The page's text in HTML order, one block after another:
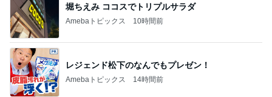
堀ちえみ ココスでトリプルサラダ
Amebaトピックス 10時間前
レジェンド松下のなんでもプレゼン！
Amebaトピックス 14時間前